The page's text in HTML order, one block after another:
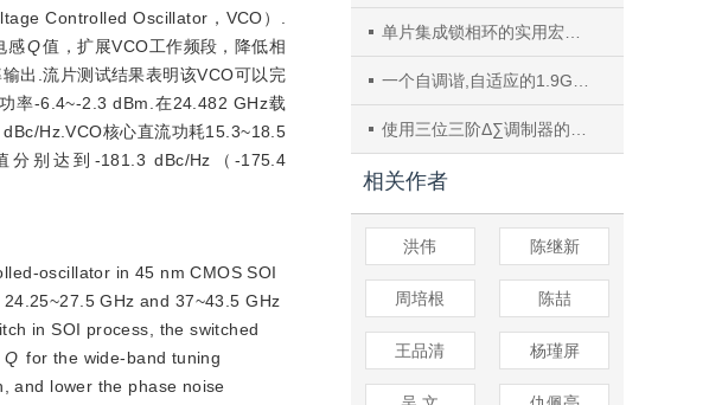
Controlled Oscillator，VCO）.
感Q值，扩展VCO工作频段，降低相
出.流片测试结果表明该VCO可以完
率-6.4~-2.3 dBm.在24.482 GHz载
Hz.VCO核心直流功耗15.3~18.5
分别达到-181.3 dBc/Hz（-175.4
oscillator in 45 nm CMOS SOI
GHz and 37~43.5 GHz
in SOI process, the switched
Q for the wide-band tuning
and lower the phase noise
单片集成锁相环的实用宏模型
一个自调谐,自适应的1.9GHz分数/整数频率综合器
使用三位三阶Δ∑调制器的集成 1GHz小数频率合成器
相关作者
洪伟 陈继新
周培根 陈喆
王品清 杨瑾屏